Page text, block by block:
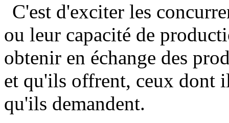
C'est d'exciter les
ou leur capacité de
obtenir en échange des
et qu'ils offrent, ceux dont
qu'ils demandent.